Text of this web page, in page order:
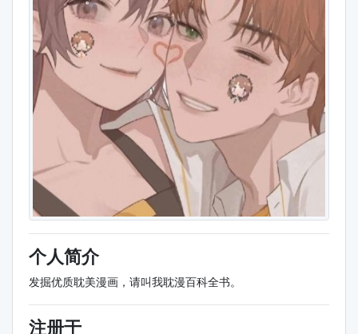
个人简介
发掘优质耽美漫画，请叫我耽漫百科全书。
注册于